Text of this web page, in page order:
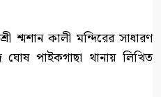
শ্মশান কালী মন্দিরের সাধারণ
পাইকগাছা থানায় লিখিত